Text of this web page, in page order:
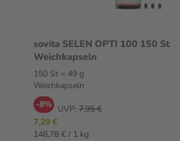
sovita SELEN OPTI 100 150 St
Weichkapseln
150 St = 49 g
Weichkapseln
-8% UVP: 7,95 €
7,29 €
148,78 € / 1 kg